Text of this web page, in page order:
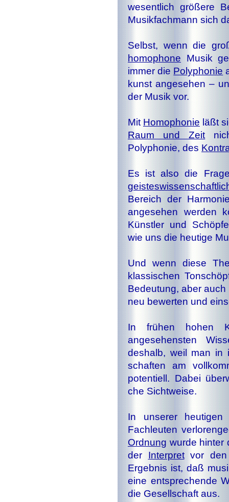
wesentlich größere
Musikfachmann sich
Selbst, wenn die
homophone Musik
immer die Polyphonie
kunst angesehen –
der Musik vor.
Mit Homophonie läßt
Raum und Zeit
Polyphonie, des
Es ist also die
Bereich der
angesehen werden
Künstler und
wie uns die heutige
Und wenn diese
klassischen
Bedeutung, aber
neu bewerten und
In frühen hohen
angesehensten
deshalb, weil man in
schaf­ten am
potentiell. Dabei
che Sichtweise.
In unserer
Fachleuten
Ordnung wurde hinter
der Interpretvor
Ergebnis ist, daß
eine entsprechende
die Gesellschaft aus.